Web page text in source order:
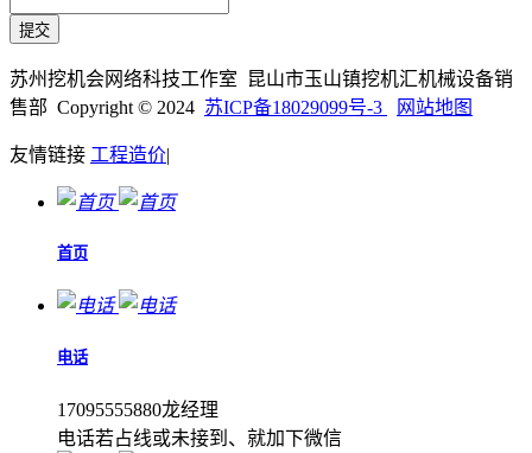
苏州挖机会网络科技工作室 昆山市玉山镇挖机汇机械设备销
售部 Copyright © 2024 苏ICP备18029099号-3 网站地图
友情链接 工程造价|
首页
电话
17095555880龙经理
电话若占线或未接到、就加下微信